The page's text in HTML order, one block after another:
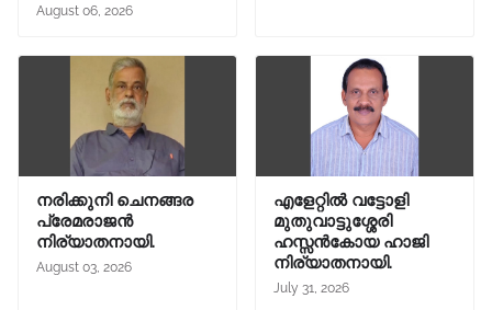
August 06, 2026
നരിക്കുനി ചെനങ്ങര
പ്രേമരാജൻ
നിര്യാതനായി.
August 03, 2026
എളേറ്റിൽ വട്ടോളി
മുതുവാട്ടുശ്ശേരി
ഹസ്സൻകോയ ഹാജി
നിര്യാതനായി.
July 31, 2026